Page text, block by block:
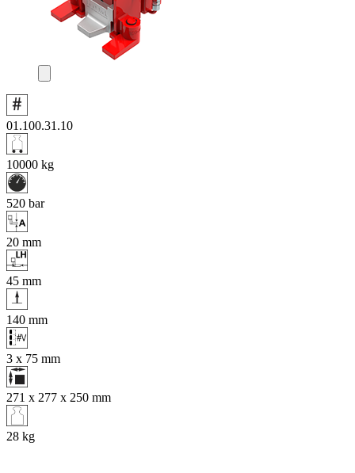
01.100.31.10
10000 kg
520 bar
20 mm
45 mm
140 mm
3 x 75 mm
271 x 277 x 250 mm
28 kg